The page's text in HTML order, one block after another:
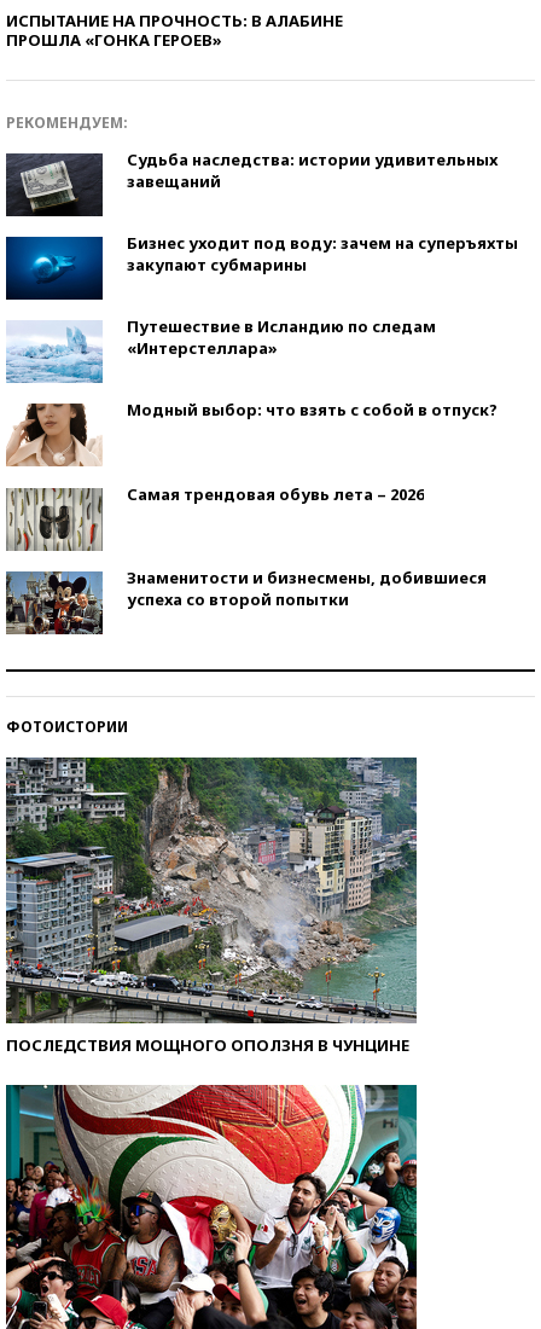
ИСПЫТАНИЕ НА ПРОЧНОСТЬ: В АЛАБИНЕ
ПРОШЛА «ГОНКА ГЕРОЕВ»
РЕКОМЕНДУЕМ:
Судьба наследства: истории удивительных
завещаний
Бизнес уходит под воду: зачем на суперъяхты
закупают субмарины
Путешествие в Исландию по следам
«Интерстеллара»
Модный выбор: что взять с собой в отпуск?
Самая трендовая обувь лета – 2026
Знаменитости и бизнесмены, добившиеся
успеха со второй попытки
ФОТОИСТОРИИ
ПОСЛЕДСТВИЯ МОЩНОГО ОПОЛЗНЯ В ЧУНЦИНЕ